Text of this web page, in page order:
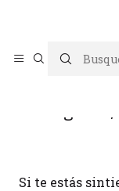
Inicio Blog
Si te estás